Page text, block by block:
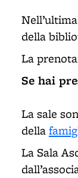
della
La
Se hai
La sale
della
La Sala